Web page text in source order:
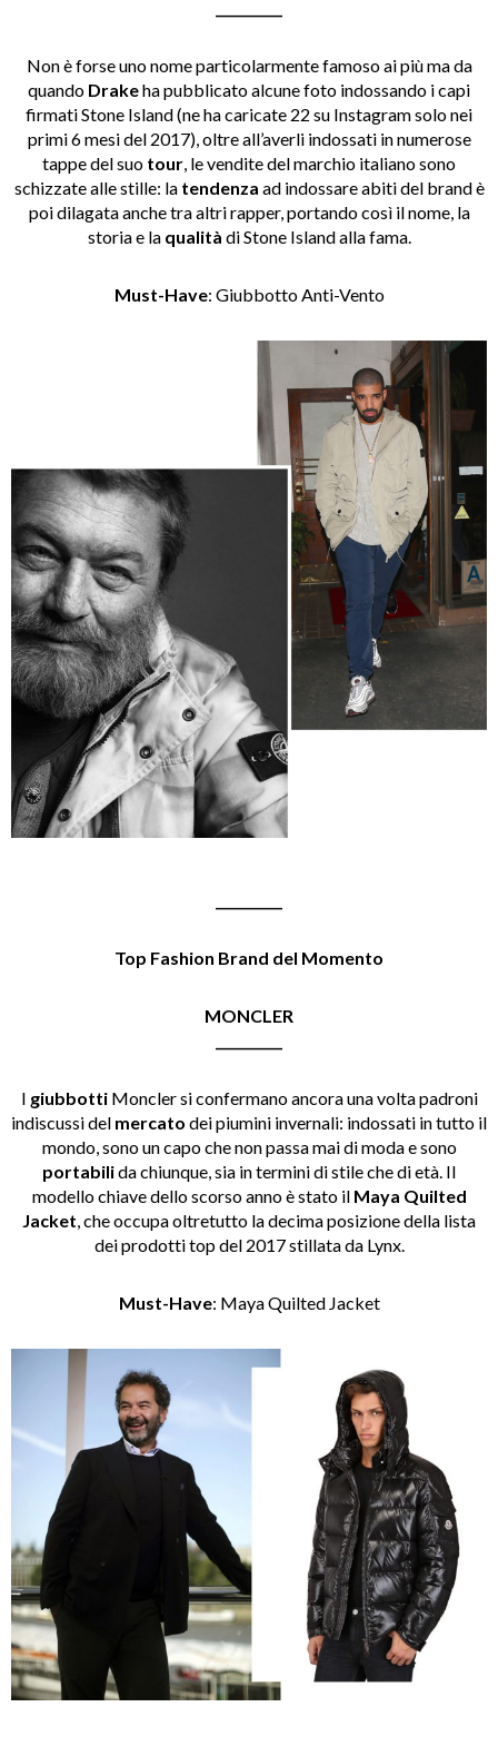
Non è forse uno nome particolarmente famoso ai più ma da
quando Drakeha pubblicato alcune foto indossando i capi
firmati Stone Island (ne ha caricate 22 su Instagram solo nei
primi 6 mesi del 2017), oltre all’averli indossati in numerose
tappe del suo tour, le vendite del marchio italiano sono
schizzate alle stille: la tendenza ad indossare abiti del brand è
poi dilagata anche tra altri rapper, portando così il nome, la
storia e la qualità di Stone Island alla fama.
Must-Have: Giubbotto Anti-Vento
Top Fashion Brand del Momento
MONCLER
I giubbottiMoncler si confermano ancora una volta padroni
indiscussi del mercato dei piumini invernali: indossati in tutto il
mondo, sono un capo che non passa mai di moda e sono
portabilida chiunque, sia in termini di stile che di età. Il
modello chiave dello scorso anno è stato il Maya Quilted
Jacket, che occupa oltretutto la decima posizione della lista
dei prodotti top del 2017 stillata da Lynx.
Must-Have: Maya Quilted Jacket